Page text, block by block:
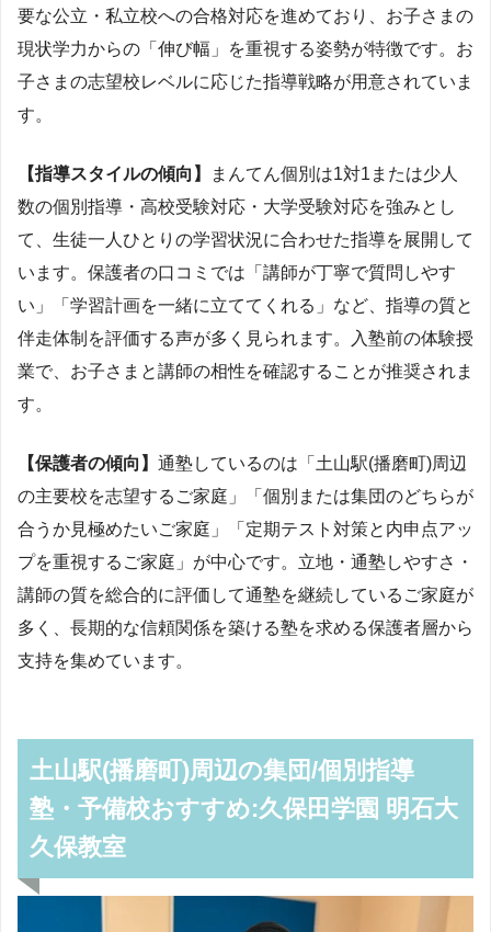
要な公立・私立校への合格対応を進めており、お子さまの
現状学力からの「伸び幅」を重視する姿勢が特徴です。お
子さまの志望校レベルに応じた指導戦略が用意されていま
す。
【指導スタイルの傾向】
まんてん個別は1対1または少人
数の個別指導・高校受験対応・大学受験対応を強みとし
て、生徒一人ひとりの学習状況に合わせた指導を展開して
います。保護者の口コミでは「講師が丁寧で質問しやす
い」「学習計画を一緒に立ててくれる」など、指導の質と
伴走体制を評価する声が多く見られます。入塾前の体験授
業で、お子さまと講師の相性を確認することが推奨されま
す。
【保護者の傾向】 通塾しているのは「土山駅(播磨町)周辺
の主要校を志望するご家庭」「個別または集団のどちらが
合うか見極めたいご家庭」「定期テスト対策と内申点アッ
プを重視するご家庭」が中心です。立地・通塾しやすさ・
講師の質を総合的に評価して通塾を継続しているご家庭が
多く、長期的な信頼関係を築ける塾を求める保護者層から
支持を集めています。
土山駅(播磨町)周辺の集団/個別指導
塾・予備校おすすめ:久保田学園 明石大
久保教室